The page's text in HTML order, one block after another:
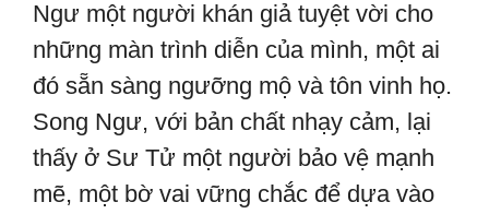
Ngư một người khán giả tuyệt vời cho
những màn trình diễn của mình, một ai
đó sẵn sàng ngưỡng mộ và tôn vinh họ.
Song Ngư, với bản chất nhạy cảm, lại
thấy ở Sư Tử một người bảo vệ mạnh
mẽ, một bờ vai vững chắc để dựa vào